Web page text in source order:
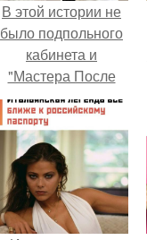
В этой истории не
было подпольного
кабинета и
"Мастера После
Двухнедельных
Курсов".